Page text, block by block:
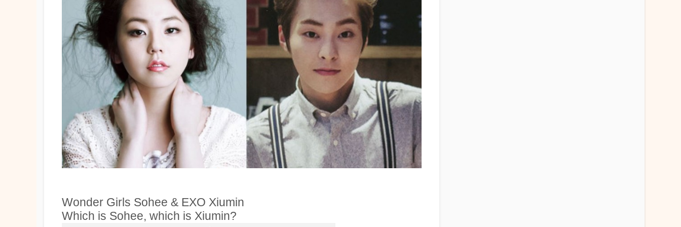
Wonder Girls Sohee & EXO Xiumin
Which is Sohee, which is Xiumin?